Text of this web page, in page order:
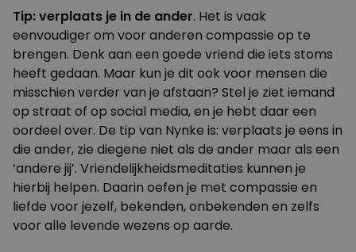
Tip: verplaats je in de ander. Het is vaak
eenvoudiger om voor anderen compassie op te
brengen. Denk aan een goede vriend die iets stoms
heeft gedaan. Maar kun je dit ook voor mensen die
misschien verder van je afstaan? Stel je ziet iemand
op straat of op social media, en je hebt daar een
oordeel over. De tip van Nynke is: verplaats je eens in
die ander, zie diegene niet als de ander maar als een
‘andere jij’. Vriendelijkheidsmeditaties kunnen je
hierbij helpen. Daarin oefen je met compassie en
liefde voor jezelf, bekenden, onbekenden en zelfs
voor alle levende wezens op aarde.